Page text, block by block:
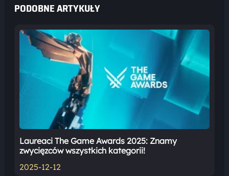
PODOBNE ARTYKUŁY
Laureaci The Game Awards 2025: Znamy
zwycięzców wszystkich kategorii!
2025-12-12